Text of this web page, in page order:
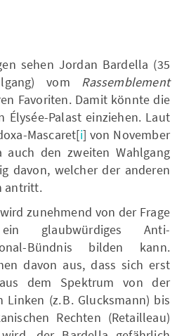
sehen Jordan Bardella (35
vom Rassemblement
Favoriten. Damit könnte die
Élysée-Palast einziehen. Laut
Mascaret[i] von November
auch den zweiten Wahlgang
davon, welcher der anderen
antritt.
zunehmend von der Frage
glaubwürdiges Anti-
Bündnis bilden kann.
davon aus, dass sich erst
dem Spektrum von der
(z. B. Glucksmann) bis
Rechten (Retailleau)